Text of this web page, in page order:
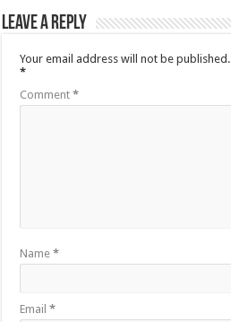
Leave a Reply
Your email address will not be published.
*
Comment*
Name*
Email*